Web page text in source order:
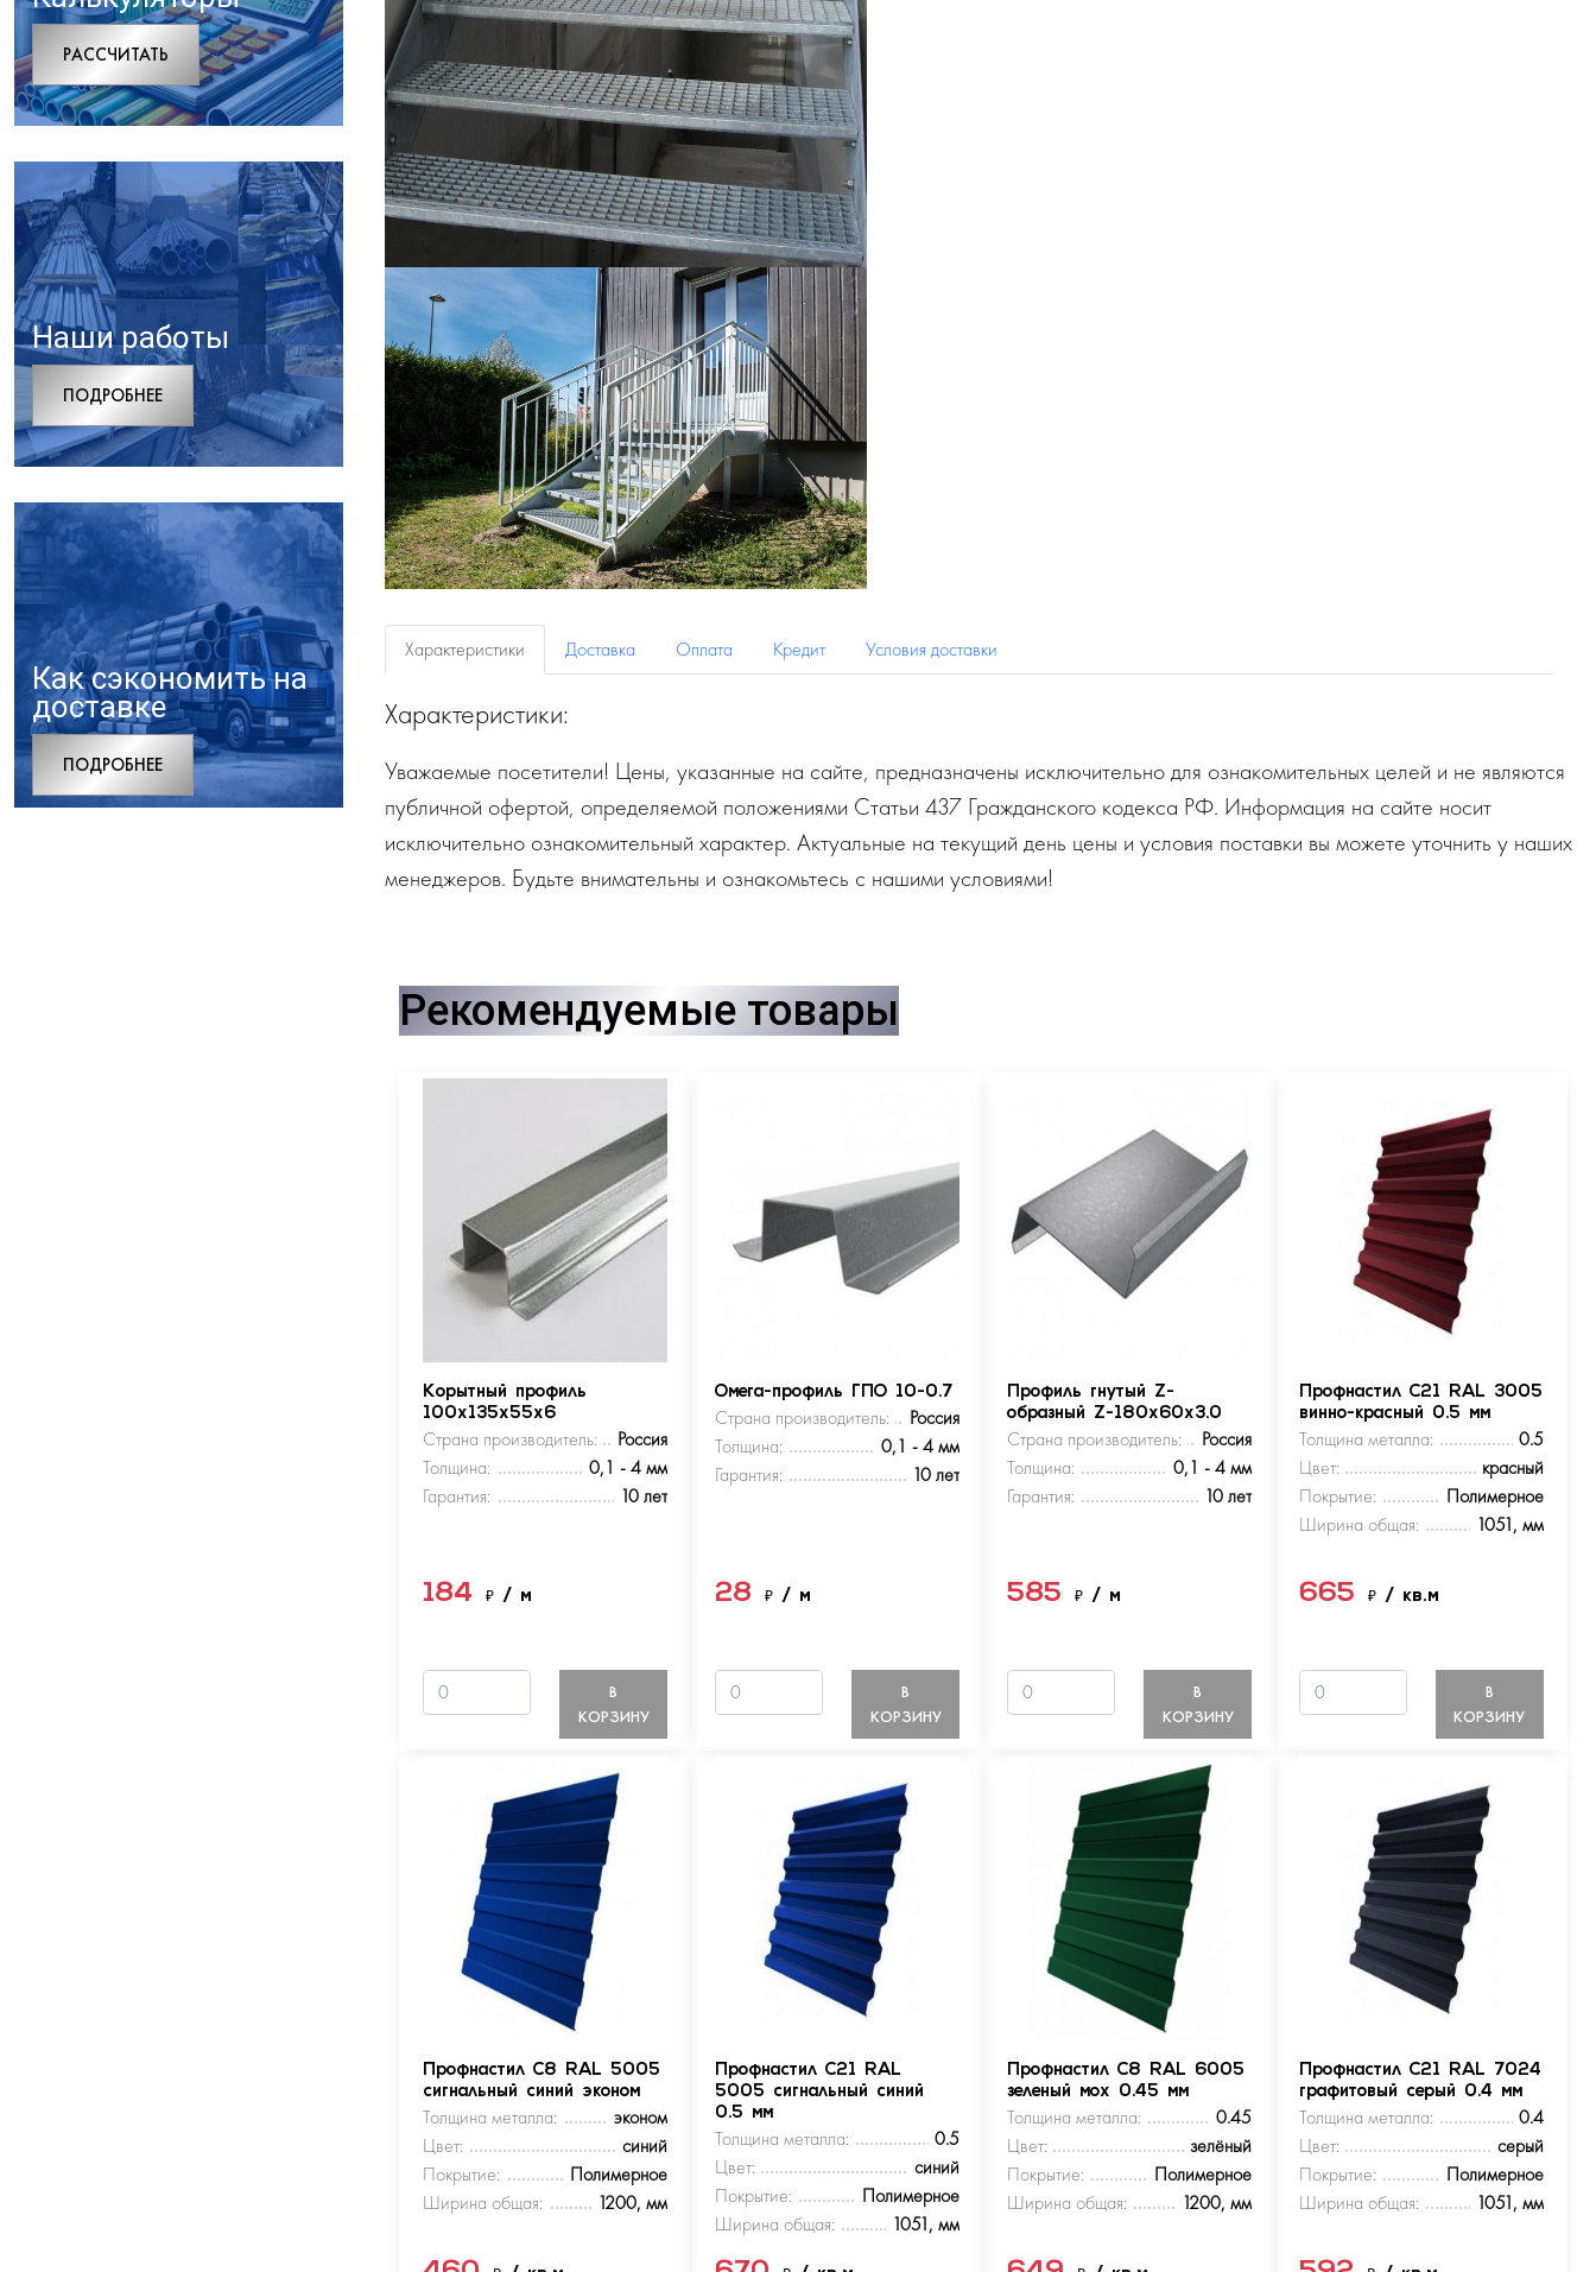
РАCСЧИТАТЬ
Наши работы
ПОДРОБНЕЕ
Как сэкономить на
доставке
ПОДРОБНЕЕ
Характеристики Доставка Оплата Кредит Условия доставки
Характеристики:
Уважаемые посетители! Цены, указанные на сайте, предназначены исключительно для ознакомительных целей и не являются
публичной офертой, определяемой положениями Статьи 437 Гражданского кодекса РФ. Информация на сайте носит
исключительно ознакомительный характер. Актуальные на текущий день цены и условия поставки вы можете уточнить у наших
менеджеров. Будьте внимательны и ознакомьтесь с нашими условиями!
Рекомендуемые товары
Корытный профиль
100х135х55х6
Страна производитель:
Россия
Толщина:
0,1 - 4 мм
Гарантия:
10 лет
184₽/ м
В
КОРЗИНУ
Омега-профиль ГПО 10-0.7
Страна производитель:
Россия
Толщина:
0,1 - 4 мм
Гарантия:
10 лет
28₽/ м
В
КОРЗИНУ
Профиль гнутый Z-
образный Z-180х60х3.0
Страна производитель:
Россия
Толщина:
0,1 - 4 мм
Гарантия:
10 лет
585₽/ м
В
КОРЗИНУ
Профнастил С21 RAL 3005
винно-красный 0.5 мм
Толщина металла:
0.5
Цвет:
красный
Покрытие:
Полимерное
Ширина общая:
1051, мм
665 ₽ / кв.м
В
КОРЗИНУ
Профнастил С8 RAL 5005
сигнальный синий эконом
Толщина металла:
эконом
Цвет:
синий
Покрытие:
Полимерное
Ширина общая:
1200, мм
Профнастил С21 RAL
5005 сигнальный синий
0.5 мм
Толщина металла:
0.5
Цвет:
синий
Покрытие:
Полимерное
Ширина общая:
1051, мм
Профнастил С8 RAL 6005
зеленый мох 0.45 мм
Толщина металла:
0.45
Цвет:
зелёный
Покрытие:
Полимерное
Ширина общая:
1200, мм
Профнастил С21 RAL 7024
графитовый серый 0.4 мм
Толщина металла:
0.4
Цвет:
серый
Покрытие:
Полимерное
Ширина общая:
1051, мм